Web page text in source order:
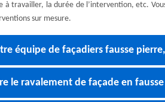
à travailler, la durée de l’intervention, etc.
sur mesure.
équipe de façadiers fausse
le ravalement de façade en